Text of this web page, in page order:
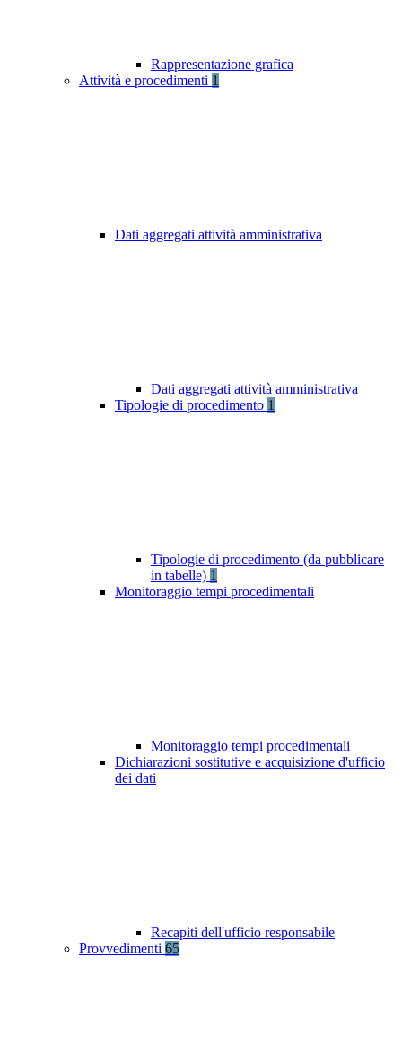
Rappresentazione grafica
Attività e procedimenti 1
Dati aggregati attività amministrativa
Dati aggregati attività amministrativa
Tipologie di procedimento 1
Tipologie di procedimento (da pubblicare
in tabelle) 1
Monitoraggio tempi procedimentali
Monitoraggio tempi procedimentali
Dichiarazioni sostitutive e acquisizione d'ufficio
dei dati
Recapiti dell'ufficio responsabile
Provvedimenti 65